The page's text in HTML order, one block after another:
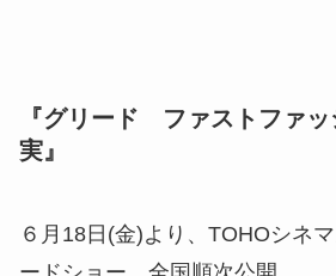
『グリード ファストファ
実』
６月18日(金)より、TOHOシネ